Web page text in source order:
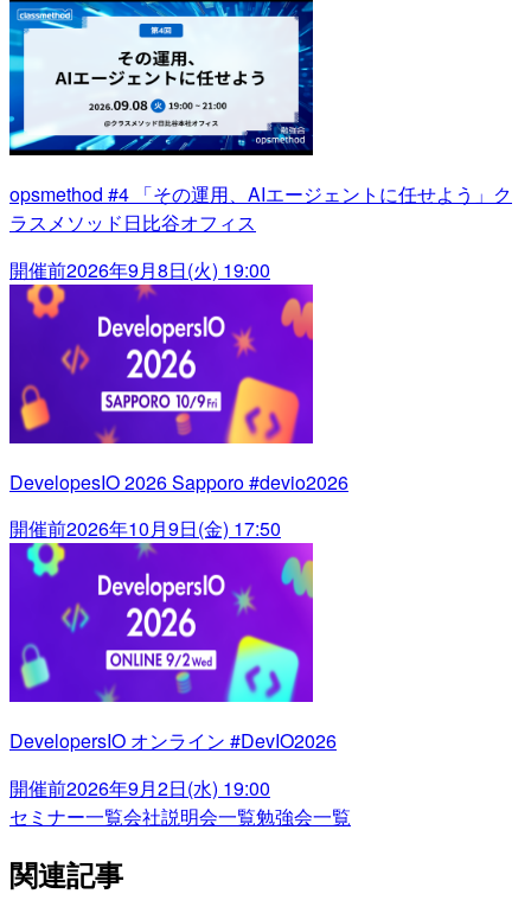
opsmethod #4 「その運用、AIエージェントに任せよう」ク
ラスメソッド日比谷オフィス
開催前2026年9月8日(火) 19:00
DevelopesIO 2026 Sapporo #devio2026
開催前2026年10月9日(金) 17:50
DevelopersIO オンライン #DevIO2026
開催前2026年9月2日(水) 19:00
セミナー一覧会社説明会一覧勉強会一覧
関連記事